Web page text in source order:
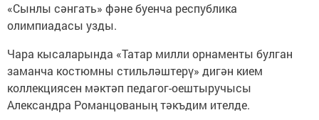
«Сынлы сәнгать» фәне буенча республика
олимпиадасы узды.
Чара кысаларында «Татар милли орнаменты булган
заманча костюмны стильләштерү» дигән кием
коллекциясен мәктәп педагог-оештыручысы
Александра Романцованың тәкъдим ителде.